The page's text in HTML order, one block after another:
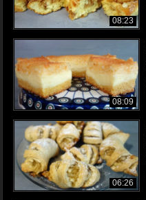
08:23
08:09
06:26